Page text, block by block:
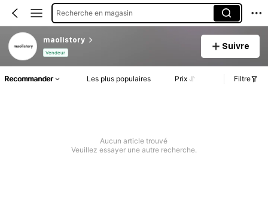
Recherche en magasin
maolistory
Vendeur
Suivre
Recommander Les plus populaires Prix Filtre
Aucun article trouvé
Veuillez essayer une autre recherche.